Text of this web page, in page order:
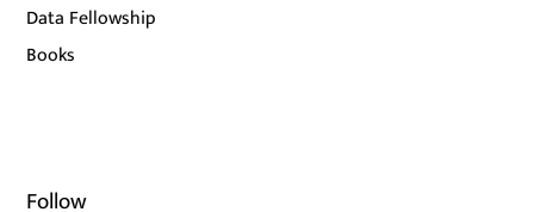
Data Fellowship
Books
Follow